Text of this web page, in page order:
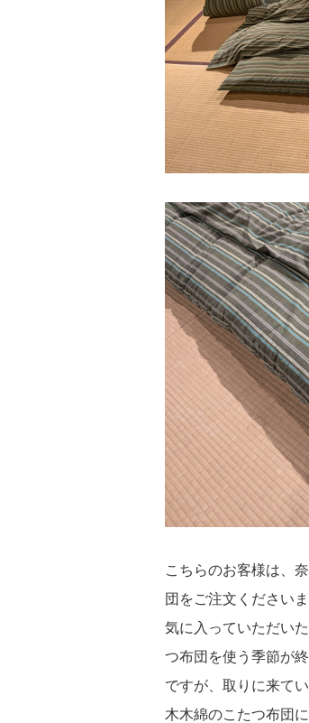
こちらのお客様は、
団をご注文くださいま
気に入っていただい
つ布団を使う季節が
ですが、取りに来て
木木綿のこたつ布団